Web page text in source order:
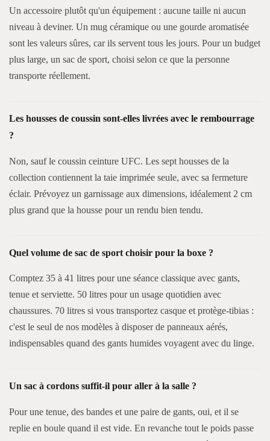
Un accessoire plutôt qu'un équipement : aucune taille ni aucun
niveau à deviner. Un mug céramique ou une gourde aromatisée
sont les valeurs sûres, car ils servent tous les jours. Pour un budget
plus large, un sac de sport, choisi selon ce que la personne
transporte réellement.
Les housses de coussin sont-elles livrées avec le rembourrage
?
Non, sauf le coussin ceinture UFC. Les sept housses de la
collection contiennent la taie imprimée seule, avec sa fermeture
éclair. Prévoyez un garnissage aux dimensions, idéalement 2 cm
plus grand que la housse pour un rendu bien tendu.
Quel volume de sac de sport choisir pour la boxe ?
Comptez 35 à 41 litres pour une séance classique avec gants,
tenue et serviette. 50 litres pour un usage quotidien avec
chaussures. 70 litres si vous transportez casque et protège-tibias :
c'est le seul de nos modèles à disposer de panneaux aérés,
indispensables quand des gants humides voyagent avec du linge.
Un sac à cordons suffit-il pour aller à la salle ?
Pour une tenue, des bandes et une paire de gants, oui, et il se
replie en boule quand il est vide. En revanche tout le poids passe